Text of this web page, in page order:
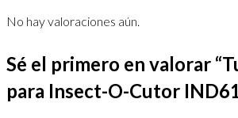
No hay valoraciones aún.
Sé el primero en valorar
para Insect-O-Cutor